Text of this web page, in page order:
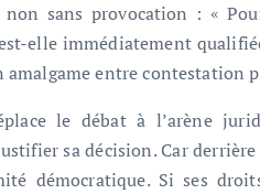
non sans provocation : «
elle immédiatement
amalgame entre
le débat à l’arène
sa décision. Car
démocratique. Si ses